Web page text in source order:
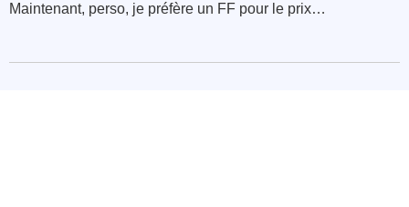
Maintenant, perso, je préfère un FF pour le prix…